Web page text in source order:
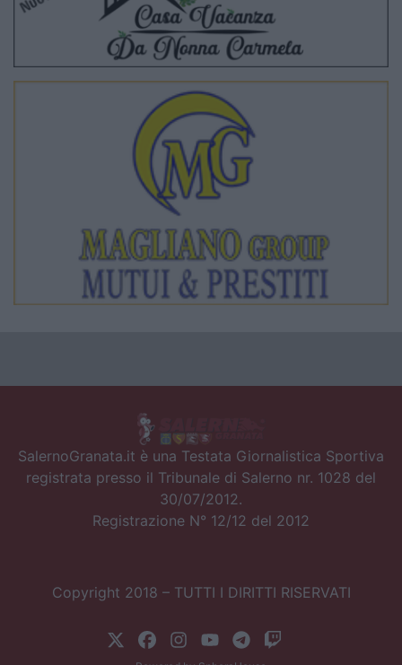
SalernoGranata.it è una Testata Giornalistica Sportiva
registrata presso il Tribunale di Salerno nr. 1028 del
30/07/2012.
Registrazione N° 12/12 del 2012
Copyright 2018 – TUTTI I DIRITTI RISERVATI